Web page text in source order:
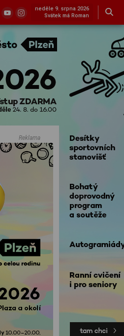
neděle 9. srpna 2026
Svátek má Roman
Reklama